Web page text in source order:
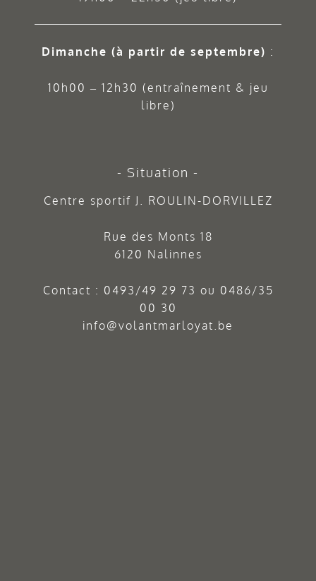
Dimanche (à partir de septembre) :
10h00 – 12h30 (entraînement & jeu
libre)
Situation
Centre sportif J. ROULIN-DORVILLEZ
Rue des Monts 18
6120 Nalinnes
Contact : 0493/49 29 73 ou 0486/35
00 30
info@volantmarloyat.be